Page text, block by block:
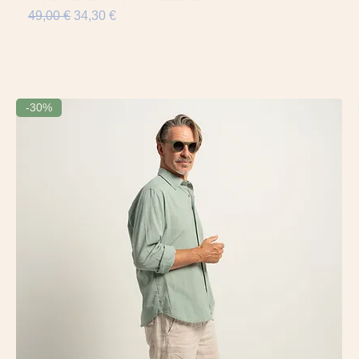
Precio
49,00 € Precio de oferta
34,30 €
-30%